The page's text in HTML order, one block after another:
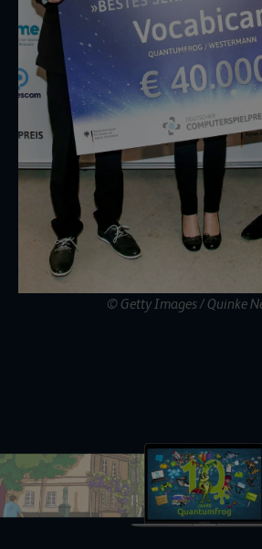
© Getty Images / Quinke